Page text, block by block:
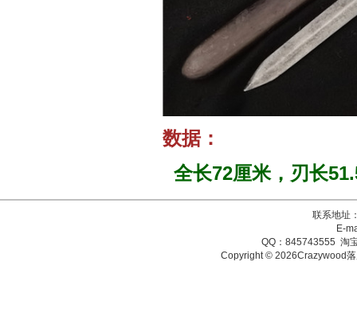
数据：
全长72厘米，刃长
联系地址
E-
QQ：845743555 淘
Copyright © 2026Crazywood